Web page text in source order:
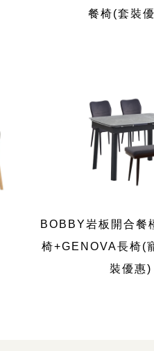
餐椅(套裝
BOBBY岩板開合餐
椅+GENOVA長椅(
裝優惠)